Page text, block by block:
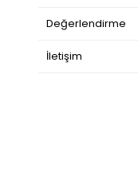
Değerlendirme
İletişim